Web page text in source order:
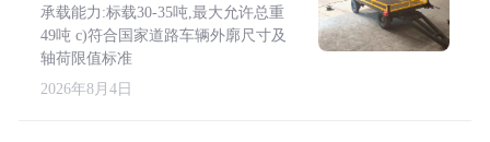
承载能力:标载30-35吨,最大允许总重
49吨 c)符合国家道路车辆外廓尺寸及
轴荷限值标准
2026年8月4日